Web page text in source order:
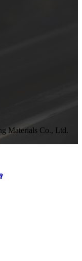
Materials Co., Ltd.